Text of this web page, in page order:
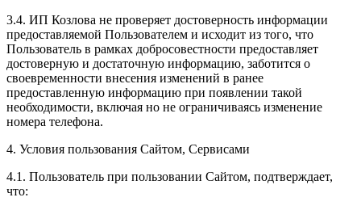
3.4. ИП Козлова не проверяет достоверность информации
предоставляемой Пользователем и исходит из того, что
Пользователь в рамках добросовестности предоставляет
достоверную и достаточную информацию, заботится о
своевременности внесения изменений в ранее
предоставленную информацию при появлении такой
необходимости, включая но не ограничиваясь изменение
номера телефона.
4. Условия пользования Сайтом, Сервисами
4.1. Пользователь при пользовании Сайтом, подтверждает,
что: